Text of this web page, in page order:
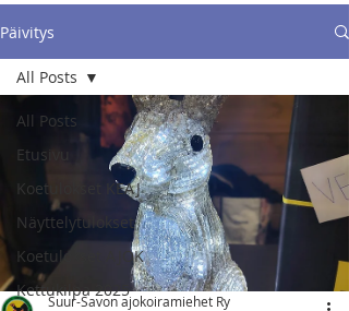
Päivitys
All Posts
Etusivu
Koetulokset KEAJ
Näyttelytulokset
Koetulokset AJOK
Kettukilpa 2025
All Posts
Suur-Savon ajokoiramiehet Ry